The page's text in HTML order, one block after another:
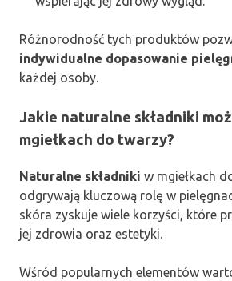
Różnorodność tych produktów
indywidualne dopasowanie
każdej osoby.
Jakie naturalne składniki
mgiełkach do twarzy?
Naturalne składniki w mgiełkach
odgrywają kluczową rolę w
skóra zyskuje wiele korzyści, które
jej zdrowia oraz estetyki.
Wśród popularnych elementów